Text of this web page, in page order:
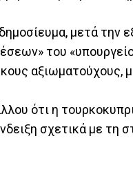
μετά την
του
αξιωματούχους,
ότι η
σχετικά με τη